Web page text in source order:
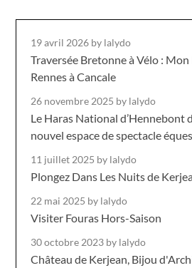
19 avril 2026 by lalydo
Traversée Bretonne à Vélo : Mon
Rennes à Cancale
26 novembre 2025 by lalydo
Le Haras National d’Hennebont
nouvel espace de spectacle
11 juillet 2025 by lalydo
Plongez Dans Les Nuits de
22 mai 2025 by lalydo
Visiter Fouras Hors-Saison
30 octobre 2023 by lalydo
Château de Kerjean, Bijou